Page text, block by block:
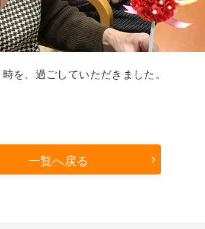
を、過ごしていただきました。
一覧へ戻る